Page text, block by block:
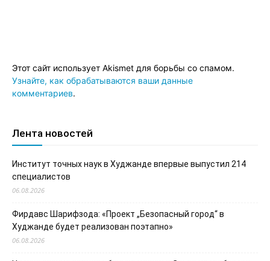
Этот сайт использует Akismet для борьбы со спамом.
Узнайте, как обрабатываются ваши данные
комментариев.
Лента новостей
Институт точных наук в Худжанде впервые выпустил 214
специалистов
06.08.2026
Фирдавс Шарифзода: «Проект „Безопасный город“ в
Худжанде будет реализован поэтапно»
06.08.2026